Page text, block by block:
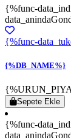
{%func-
{%func-
{%DB_NAME%}
Sepete Ekle
{%func-